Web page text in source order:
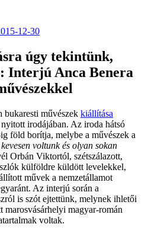
12-30
úgy tekintünk,
Interjú Anca Benera
bukaresti művészek kiállítása
irodájában. Az iroda hátsó
föld borítja, melybe a művészek a
voltunk és olyan sokan
Orbán Viktortól, szétszálazott,
külföldre küldött levelekkel,
művek a nemzetállamot
Az interjú során a
is szót ejtettünk, melynek ihletői
marosvásárhelyi magyar-román
voltak.